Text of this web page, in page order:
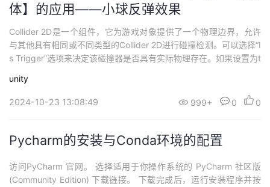
证
实
验
的
收
持
建
议
体】的应用——小球反弹效果
Collider 2D是一个组件，它为游戏对象提供了一个物理边界，允许
与其他具有相同或不同类型的Collider 2D进行碰撞检测。可以选择“I
s Trigger”选项来决定该碰撞器是否具有实际物理存在。如果设置为t
unity
2024-10-23 13:08:49 999+ 0 0
Pycharm的安装与Conda环境的配置
访问PyCharm 官网。 选择适用于你操作系统的 PyCharm 社区版
(Community Edition) 下载链接。 下载完成后，运行安装程序并按